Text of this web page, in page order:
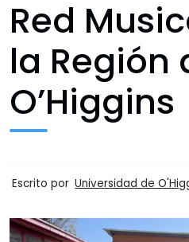
Red
la Región
O’Higgins
Escrito por Universidad de